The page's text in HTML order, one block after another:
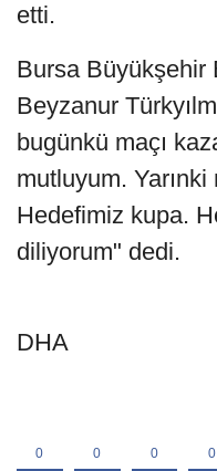
etti.
Bursa Büyükşehir
Beyzanur
bugünkü maçı
mutluyum.
Hedefimiz kupa.
diliyorum" dedi.
DHA